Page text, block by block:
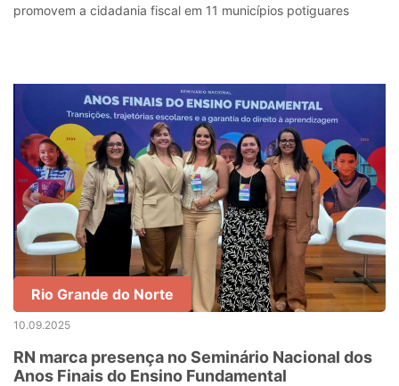
promovem a cidadania fiscal em 11 municípios potiguares
Rio Grande do Norte
10.09.2025
RN marca presença no Seminário Nacional dos
Anos Finais do Ensino Fundamental